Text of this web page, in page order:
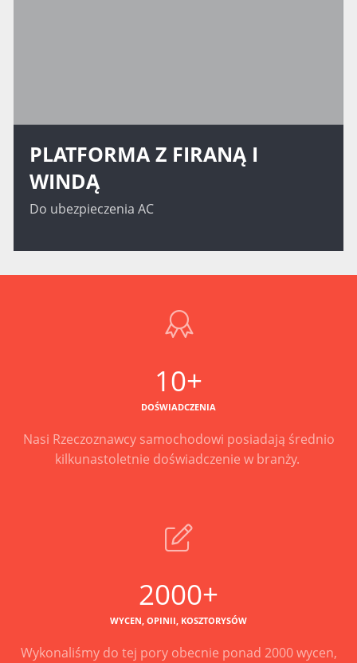
PLATFORMA Z FIRANĄ I
WINDĄ
Do ubezpieczenia AC
10+
DOŚWIADCZENIA
Nasi Rzeczoznawcy samochodowi posiadają średnio
kilkunastoletnie doświadczenie w branży.
2000+
WYCEN, OPINII, KOSZTORYSÓW
Wykonaliśmy do tej pory obecnie ponad 2000 wycen,